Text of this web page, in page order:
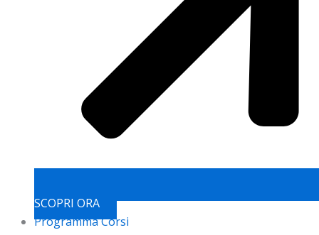
SCOPRI ORA
Programma Corsi